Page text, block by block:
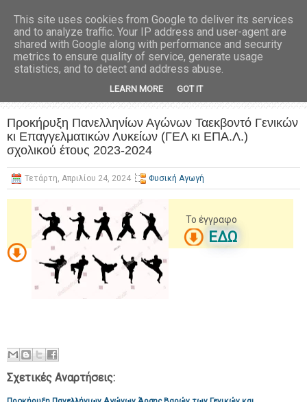
Προκήρυξη Πανελληνίων Αγώνων Ταεκβοντό Γενικών
κι Επαγγελματικών Λυκείων (ΓΕΛ κι ΕΠΑ.Λ.)
σχολικού έτους 2023-2024
Τετάρτη, Απριλίου 24, 2024 Φυσική Αγωγή
Το έγγραφο
ΕΔΩ
Σχετικές Αναρτήσεις:
This site uses cookies from Google to deliver its services
and to analyze traffic. Your IP address and user-agent are
shared with Google along with performance and security
metrics to ensure quality of service, generate usage
statistics, and to detect and address abuse.
LEARN MORE GOT IT